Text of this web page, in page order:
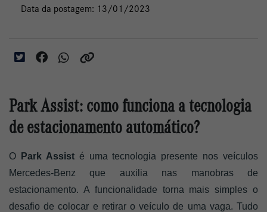
Data da postagem: 13/01/2023
Park Assist: como funciona a tecnologia
de estacionamento automático?
O Park Assist é uma tecnologia presente nos veículos
Mercedes-Benz que auxilia nas manobras de
estacionamento. A funcionalidade torna mais simples o
desafio de colocar e retirar o veículo de uma vaga. Tudo